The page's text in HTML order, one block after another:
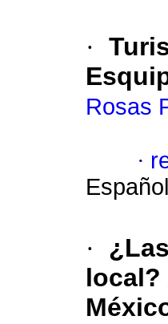
·
Rosas
·
·
local?